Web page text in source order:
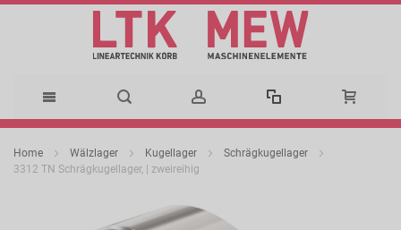
zum
Home Wälzlager Kugellager
Schrägkugellager
3312 TN Schrägkugellager, | zweireihig